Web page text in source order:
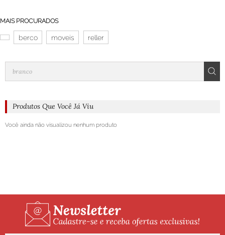
MAIS PROCURADOS
berco moveis reller
Produtos Que Você Já Viu
Você ainda não visualizou nenhum produto